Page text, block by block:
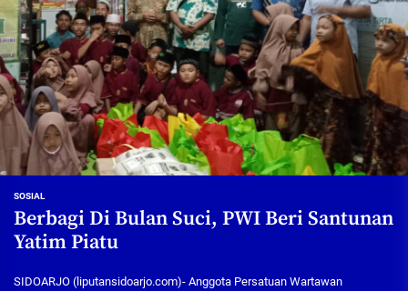
SOSIAL
Berbagi Di Bulan Suci, PWI Beri Santunan
Yatim Piatu
SIDOARJO (liputansidoarjo.com)- Anggota Persatuan Wartawan